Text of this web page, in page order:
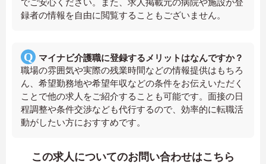
でご安心ください。また、求人掲載元の病院や施設が登
録者の情報を自由に閲覧することもございません。
マイナビ介護職に登録するメリットはなんですか？
職場の雰囲気や実際の残業時間などの情報提供はもちろ
ん、希望勤務地や希望年収などの条件をお伝えいただく
ことで他の求人をご紹介することも可能です。面接の日
程調整や条件交渉なども代行するので、効率的に転職活
動がしたい方におすすめです。
この求人についてのお問い合わせはこちら